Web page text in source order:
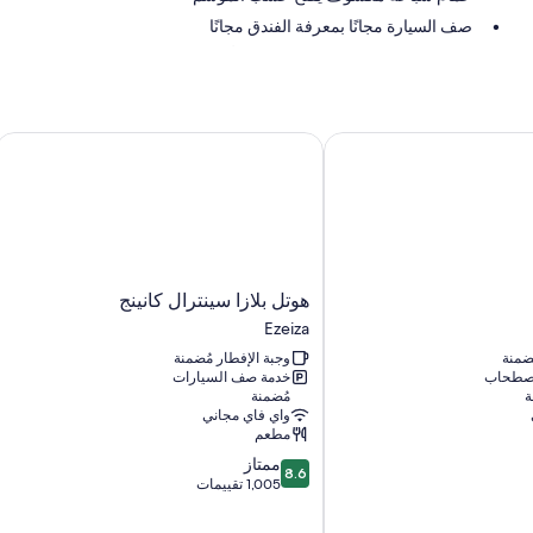
صف السيارة مجانًا بمعرفة الفندق مجانًا
تقدم جميع غرف النزلاء في منشأة كاسا مارينا أرجينتينا مزايا مثل
ساحات خاصة، وأرضيات مدفأة، ومناطق منفصلة لتناول الطعام
هوتل
بلازا
سينترال
كانينج
Ezeiza
هوتل بلازا سينترال كانينج
Ezeiza
وجبة الإفطار مُضمنة
خدمة صف السيارات
مُضمنة
واي فاي مجاني
مطعم
8.6
من
8.6 ممتاز
1,005 تقييمات
هوتل بلازا سينترال كانينج